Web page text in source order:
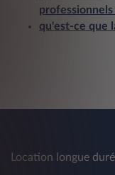
professionnels
qu'est-ce que
Location longue